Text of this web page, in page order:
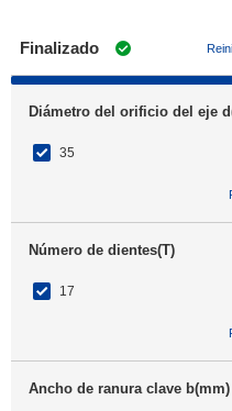
Finalizado
Diámetro del orificio del eje
35
Número de dientes(T)
17
Ancho de ranura clave b(mm)